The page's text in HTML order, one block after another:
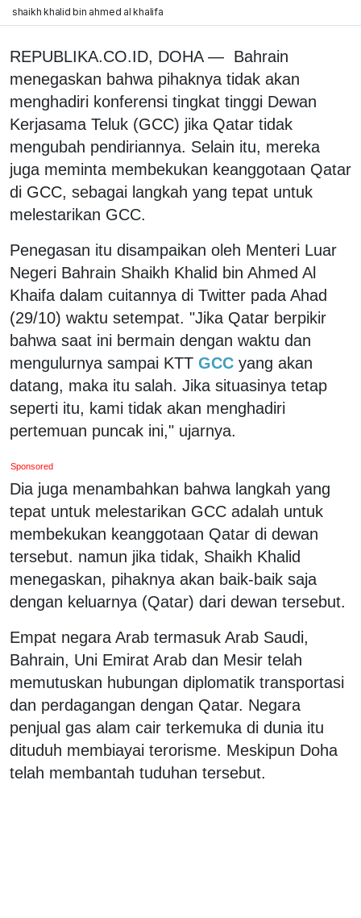
shaikh khalid bin ahmed al khalifa
REPUBLIKA.CO.ID, DOHA — Bahrain
menegaskan bahwa pihaknya tidak akan
menghadiri konferensi tingkat tinggi Dewan
Kerjasama Teluk (GCC) jika Qatar tidak
mengubah pendiriannya. Selain itu, mereka
juga meminta membekukan keanggotaan Qatar
di GCC, sebagai langkah yang tepat untuk
melestarikan GCC.
Penegasan itu disampaikan oleh Menteri Luar
Negeri Bahrain Shaikh Khalid bin Ahmed Al
Khaifa dalam cuitannya di Twitter pada Ahad
(29/10) waktu setempat. "Jika Qatar berpikir
bahwa saat ini bermain dengan waktu dan
mengulurnya sampai KTT GCC yang akan
datang, maka itu salah. Jika situasinya tetap
seperti itu, kami tidak akan menghadiri
pertemuan puncak ini," ujarnya.
Sponsored
Dia juga menambahkan bahwa langkah yang
tepat untuk melestarikan GCC adalah untuk
membekukan keanggotaan Qatar di dewan
tersebut. namun jika tidak, Shaikh Khalid
menegaskan, pihaknya akan baik-baik saja
dengan keluarnya (Qatar) dari dewan tersebut.
Empat negara Arab termasuk Arab Saudi,
Bahrain, Uni Emirat Arab dan Mesir telah
memutuskan hubungan diplomatik transportasi
dan perdagangan dengan Qatar. Negara
penjual gas alam cair terkemuka di dunia itu
dituduh membiayai terorisme. Meskipun Doha
telah membantah tuduhan tersebut.